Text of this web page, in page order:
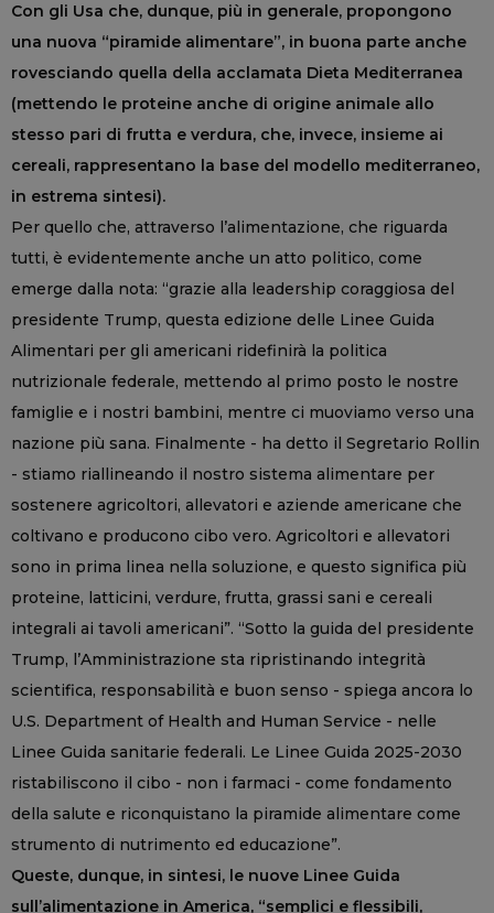
Con gli Usa che, dunque, più in generale, propongono
una nuova “piramide alimentare”, in buona parte anche
rovesciando quella della acclamata Dieta Mediterranea
(mettendo le proteine anche di origine animale allo
stesso pari di frutta e verdura, che, invece, insieme ai
cereali, rappresentano la base del modello mediterraneo,
in estrema sintesi).
Per quello che, attraverso l’alimentazione, che riguarda
tutti, è evidentemente anche un atto politico, come
emerge dalla nota: “grazie alla leadership coraggiosa del
presidente Trump, questa edizione delle Linee Guida
Alimentari per gli americani ridefinirà la politica
nutrizionale federale, mettendo al primo posto le nostre
famiglie e i nostri bambini, mentre ci muoviamo verso una
nazione più sana. Finalmente - ha detto il Segretario Rollin
- stiamo riallineando il nostro sistema alimentare per
sostenere agricoltori, allevatori e aziende americane che
coltivano e producono cibo vero. Agricoltori e allevatori
sono in prima linea nella soluzione, e questo significa più
proteine, latticini, verdure, frutta, grassi sani e cereali
integrali ai tavoli americani”. “Sotto la guida del presidente
Trump, l’Amministrazione sta ripristinando integrità
scientifica, responsabilità e buon senso - spiega ancora lo
U.S. Department of Health and Human Service - nelle
Linee Guida sanitarie federali. Le Linee Guida 2025-2030
ristabiliscono il cibo - non i farmaci - come fondamento
della salute e riconquistano la piramide alimentare come
strumento di nutrimento ed educazione”.
Queste, dunque, in sintesi, le nuove Linee Guida
sull’alimentazione in America, “semplici e flessibili,